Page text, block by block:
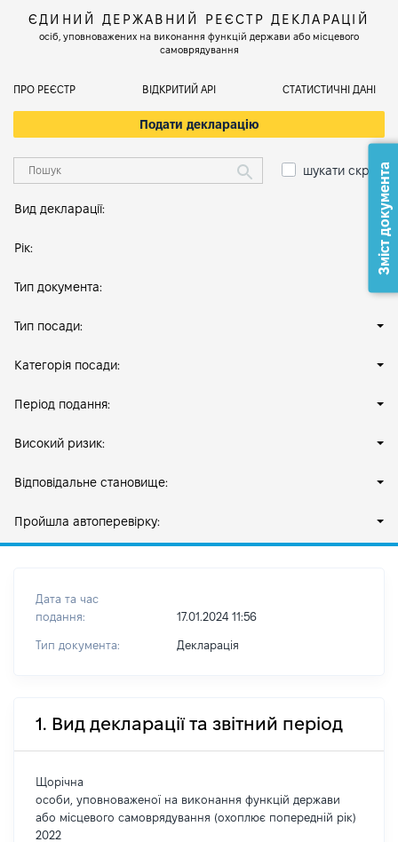
ЄДИНИЙ ДЕРЖАВНИЙ РЕЄСТР ДЕКЛАРАЦІЙ
осіб, уповноважених на виконання функцій держави або місцевого
самоврядування
ПРО РЕЄСТР ВІДКРИТИЙ АРІ СТАТИСТИЧНІ ДАНІ
Подати декларацію
шукати скрізь
Вид декларації:
Рік:
Тип документа:
Тип посади:
Категорія посади:
Період подання:
Високий ризик:
Відповідальне становище:
Пройшла автоперевірку:
Дата та час
подання:
17.01.2024 11:56
Тип документа: Декларація
1. Вид декларації та звітний період
Щорічна
особи, уповноваженої на виконання функцій держави
або місцевого самоврядування (охоплює попередній рік)
2022
Зміст документа